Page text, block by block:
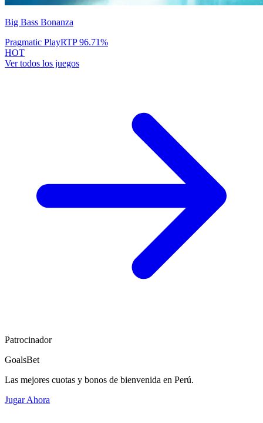
Big Bass Bonanza
Pragmatic PlayRTP96.71%
HOT
Ver todos los juegos
Patrocinador
GoalsBet
Las mejores cuotas y bonos de bienvenida en Perú.
Jugar Ahora